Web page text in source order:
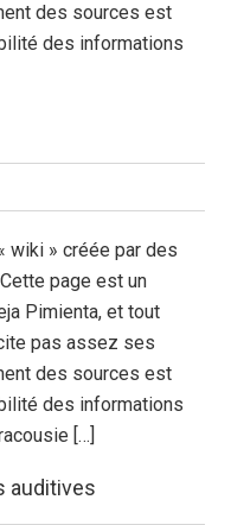
des sources est
des informations
wiki » créée par des
page est un
Pimienta, et tout
pas assez ses
des sources est
des informations
[…]
auditives